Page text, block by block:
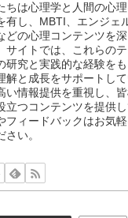
ちは心理学と人間の心
有し、MBTI、エンジェ
どの心理コンテンツを
サイトでは、これらの
研究と実践的な経験を
解と成長をサポートし
い情報提供を重視し、
立つコンテンツを提供
フィードバックはお気
さい。